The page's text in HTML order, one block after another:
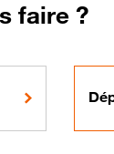
faire ?